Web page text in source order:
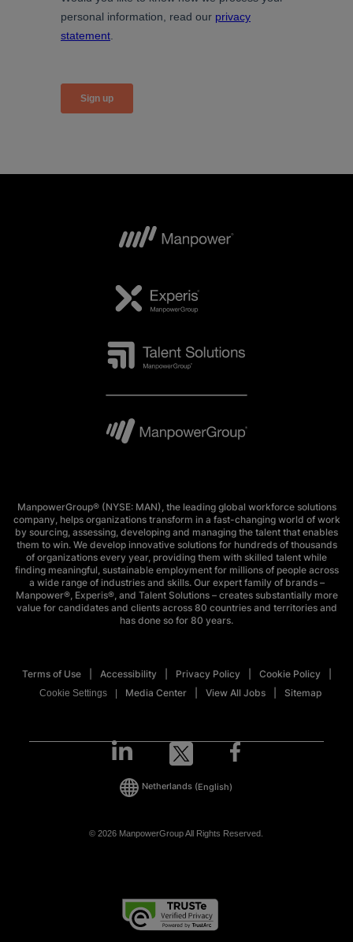
ManpowerGroup® (NYSE: MAN), the leading global workforce solutions
company, helps organizations transform in a fast-changing world of work
by sourcing, assessing, developing and managing the talent that enables
them to win. We develop innovative solutions for hundreds of thousands
of organizations every year, providing them with skilled talent while
finding meaningful, sustainable employment for millions of people across
a wide range of industries and skills. Our expert family of brands –
Manpower®, Experis®, and Talent Solutions – creates substantially more
value for candidates and clients across 80 countries and territories and
has done so for 80 years.
Terms of Use Accessibility Privacy Policy Cookie Policy
Cookie Settings Media Center View All Jobs Sitemap
© 2026 ManpowerGroup All Rights Reserved.
Netherlands (English)